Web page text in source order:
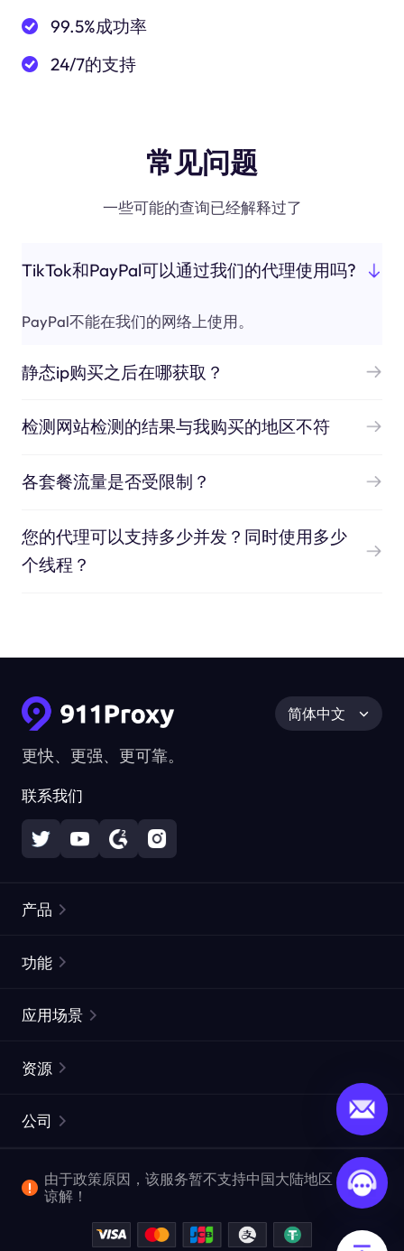
99.5%成功率
24/7的支持
常见问题
一些可能的查询已经解释过了
TikTok和PayPal可以通过我们的代理使用吗?
PayPal不能在我们的网络上使用。
静态ip购买之后在哪获取？
检测网站检测的结果与我购买的地区不符
各套餐流量是否受限制？
您的代理可以支持多少并发？同时使用多少
个线程？
更快、更强、更可靠。
联系我们
简体中文
产品
静态住宅代理
网页抓取 API
视频下载 API
功能
ISP代理
ProxySite
应用场景
市场研究
爬行和索引
查看全部使用场景
资源
常见问题解答
位置
公司
企业服务
反洗钱合规计划
由于政策原因，该服务暂不支持中国大陆地区，敬请
谅解！